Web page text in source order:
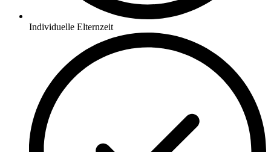
Individuelle Elternzeit